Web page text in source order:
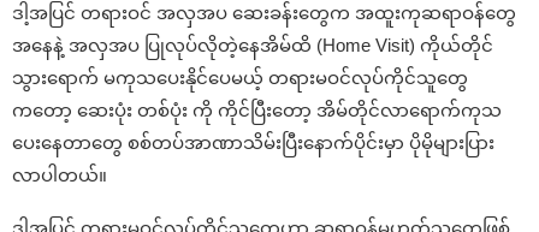
ဒါ့အပြင် တရားဝင် အလှအပ ဆေးခန်းတွေက အထူးကုဆရာဝန်တွေ
အနေနဲ့ အလှအပ ပြုလုပ်လိုတဲ့နေအိမ်ထိ (Home Visit) ကိုယ်တိုင်
သွားရောက် မကုသပေးနိုင်ပေမယ့် တရားမဝင်လုပ်ကိုင်သူတွေ
ကတော့ ဆေးပုံး တစ်ပုံး ကို ကိုင်ပြီးတော့ အိမ်တိုင်လာရောက်ကုသ
ပေးနေတာတွေ စစ်တပ်အာဏာသိမ်းပြီးနောက်ပိုင်းမှာ ပိုမိုများပြား
လာပါတယ်။
ဒါ့အပြင် တရားမဝင်လုပ်ကိုင်သူတွေဟာ ဆရာဝန်မဟုတ်သူတွေဖြစ်